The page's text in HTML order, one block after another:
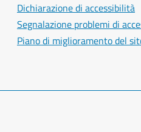
Dichiarazione di accessibilità
Segnalazione problemi di
Piano di miglioramento del